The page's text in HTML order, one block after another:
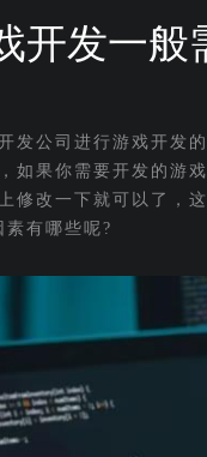
开发一
发公司进行游戏开发
如果你需要开发的游
修改一下就可以了，
素有哪些呢?